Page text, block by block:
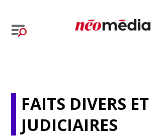
FAITS DIVERS ET
JUDICIAIRES